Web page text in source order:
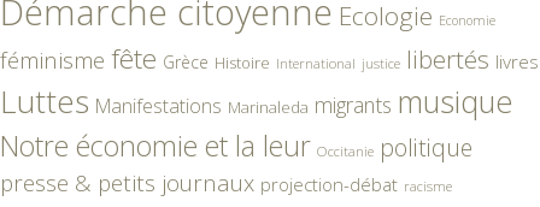
Démarche citoyenne Ecologie Economie
féminisme fête Grèce Histoire International justice libertés livres
Luttes Manifestations Marinaleda migrants musique
Notre économie et la leur Occitanie politique
presse & petits journaux projection-débat racisme